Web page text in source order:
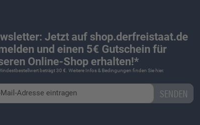
Jetzt auf shop.derfreistaat.de
und einen 5€ Gutschein für
Online-Shop erhalten!*
beträgt 30 €. Weitere Infos & Bedingungen finden Sie hier.